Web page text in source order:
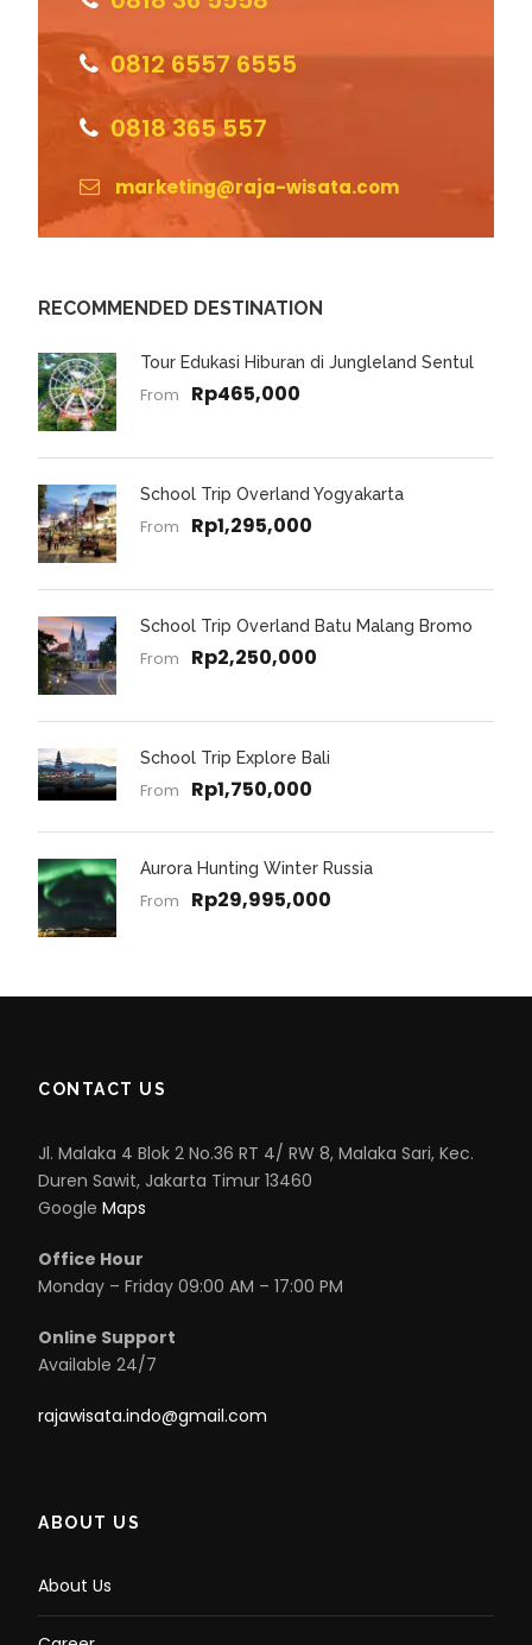
0812 6557 6555
0818 365 557
marketing@raja-wisata.com
RECOMMENDED DESTINATION
Tour Edukasi Hiburan di Jungleland Sentul
From Rp465,000
School Trip Overland Yogyakarta
From Rp1,295,000
School Trip Overland Batu Malang Bromo
From Rp2,250,000
School Trip Explore Bali
From Rp1,750,000
Aurora Hunting Winter Russia
From Rp29,995,000
CONTACT US
Jl. Malaka 4 Blok 2 No.36 RT 4/ RW 8, Malaka Sari, Kec.
Duren Sawit, Jakarta Timur 13460
Google Maps
Office Hour
Monday – Friday 09:00 AM – 17:00 PM
Online Support
Available 24/7
rajawisata.indo@gmail.com
ABOUT US
About Us